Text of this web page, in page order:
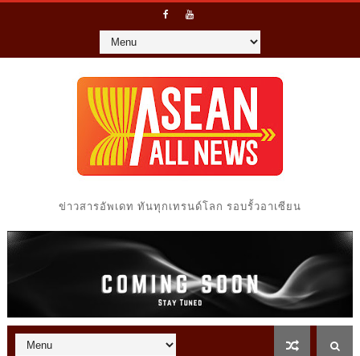
ข่าวสารอัพเดท ทันทุกเทรนด์โลก รอบรั้วอาเซียน